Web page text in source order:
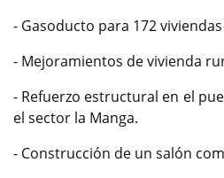
- Gasoducto para 172
- Mejoramientos de vivienda
- Refuerzo estructural en el
el sector la Manga.
- Construcción de un salón